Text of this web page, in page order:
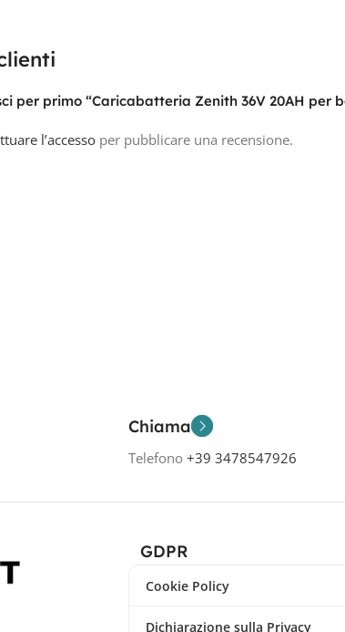
per primo “Caricabatteria Zenith 36V 20AH per
l’accesso per pubblicare una recensione.
Chiama
Telefono +39 3478547926
GDPR
Cookie Policy
Dichiarazione sulla Privacy